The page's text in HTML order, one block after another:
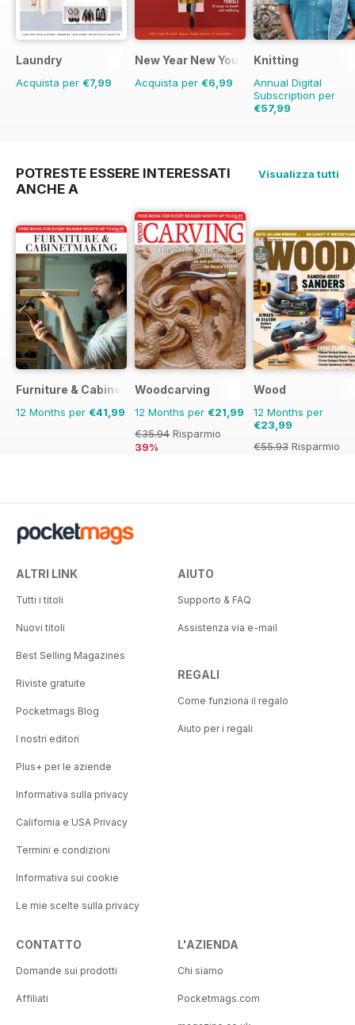
Laundry
Acquista per €7,99
New Year New You
Acquista per €6,99
Knitting
Annual Digital
Subscription per
€57,99
POTRESTE ESSERE INTERESSATI
ANCHE A
Visualizza tutti
Furniture & Cabinetmaking
12 Months per €41,99
Woodcarving
12 Months per €21,99
€35.94 Risparmio
39%
Wood
12 Months per
€23,99
€55.93 Risparmio
ALTRI LINK
Tutti i titoli
Nuovi titoli
Best Selling Magazines
Riviste gratuite
Pocketmags Blog
I nostri editori
Plus+ per le aziende
Informativa sulla privacy
California e USA Privacy
Termini e condizioni
Informativa sui cookie
Le mie scelte sulla privacy
AIUTO
Supporto & FAQ
Assistenza via e-mail
REGALI
Come funziona il regalo
Aiuto per i regali
CONTATTO
Domande sui prodotti
Affiliati
L'AZIENDA
Chi siamo
Pocketmags.com